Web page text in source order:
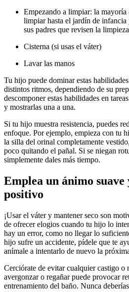
Empezando a limpiar: la mayoría
limpiar hasta el jardín de infancia
sus padres que revisen la limpieza
Cisterna (si usas el váter)
Lavar las manos
Tu hijo puede dominar estas
distintos ritmos, dependiendo de su
descomponer estas habilidades en
y mostrarlas una a una.
Si tu hijo muestra resistencia, puedes
enfoque. Por ejemplo, empieza con tu
la silla del orinal completamente
poco quitando el pañal. Si se niegan
simplemente dales más tiempo.
Emplea un ánimo
positivo
¡Usar el váter y mantener seco son
de ofrecer elogios cuando tu hijo lo
hay un error, como no llegar lo
hijo sufre un accidente, pídele que te
anímale a intentarlo de nuevo la
Cerciórate de evitar cualquier castigo o
avergonzar o regañar puede provocar
entrenamiento del baño. Nunca